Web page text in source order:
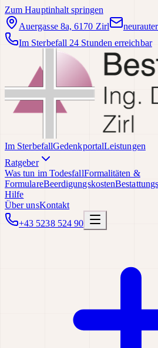
Zum Hauptinhalt springen
Auergasse 8a, 6170 Zirl
Im Sterbefall 24 Stunden erreichbar
Im SterbefallGedenkportalLeistungen
Ratgeber
Was tun im TodesfallFormalitäten &
FormulareBeerdigungskosten
Hilfe
Über unsKontakt
+43 5238 524 90